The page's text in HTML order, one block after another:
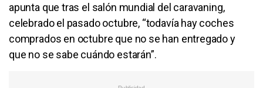
apunta que tras el salón mundial del caravaning,
celebrado el pasado octubre, “todavía hay coches
comprados en octubre que no se han entregado y
que no se sabe cuándo estarán”.